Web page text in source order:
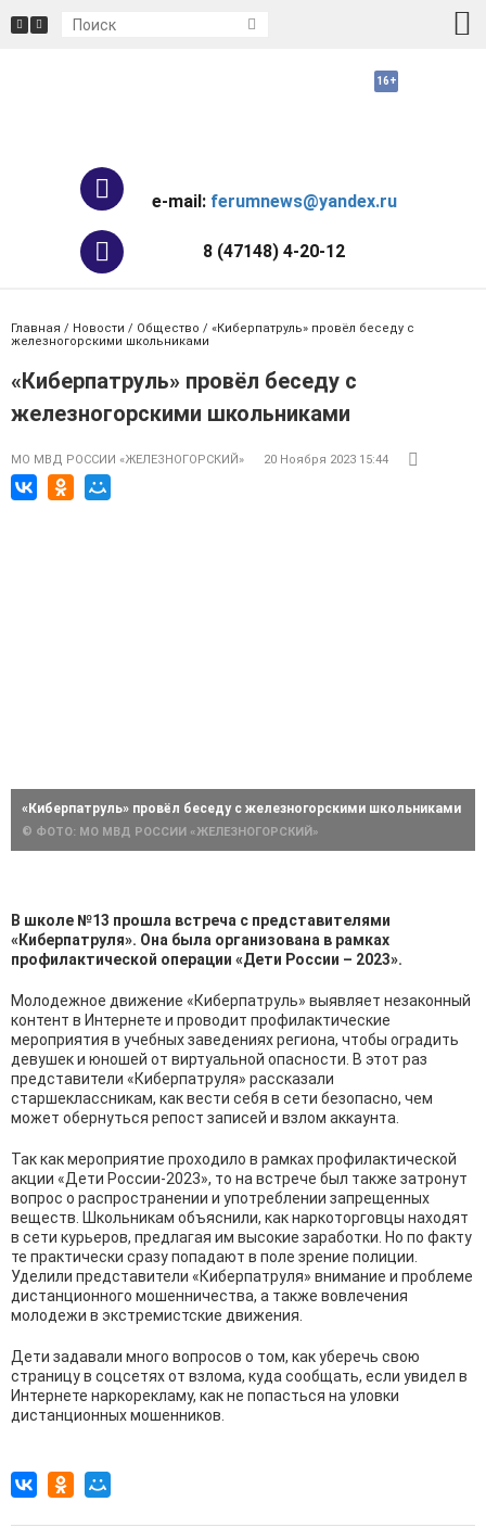
e-mail: ferumnews@yandex.ru
8 (47148) 4-20-12
Главная / Новости / Общество / «Киберпатруль» провёл беседу с
железногорскими школьниками
«Киберпатруль» провёл беседу с
железногорскими школьниками
МО МВД РОССИИ «ЖЕЛЕЗНОГОРСКИЙ» 20 Ноября 2023 15:44
«Киберпатруль» провёл беседу с железногорскими школьниками
© ФОТО: МО МВД РОССИИ «ЖЕЛЕЗНОГОРСКИЙ»
В школе №13 прошла встреча с представителями
«Киберпатруля». Она была организована в рамках
профилактической операции «Дети России – 2023».
Молодежное движение «Киберпатруль» выявляет незаконный
контент в Интернете и проводит профилактические
мероприятия в учебных заведениях региона, чтобы оградить
девушек и юношей от виртуальной опасности. В этот раз
представители «Киберпатруля» рассказали
старшеклассникам, как вести себя в сети безопасно, чем
может обернуться репост записей и взлом аккаунта.
Так как мероприятие проходило в рамках профилактической
акции «Дети России-2023», то на встрече был также затронут
вопрос о распространении и употреблении запрещенных
веществ. Школьникам объяснили, как наркоторговцы находят
в сети курьеров, предлагая им высокие заработки. Но по факту
те практически сразу попадают в поле зрение полиции.
Уделили представители «Киберпатруля» внимание и проблеме
дистанционного мошенничества, а также вовлечения
молодежи в экстремистские движения.
Дети задавали много вопросов о том, как уберечь свою
страницу в соцсетях от взлома, куда сообщать, если увидел в
Интернете наркорекламу, как не попасться на уловки
дистанционных мошенников.